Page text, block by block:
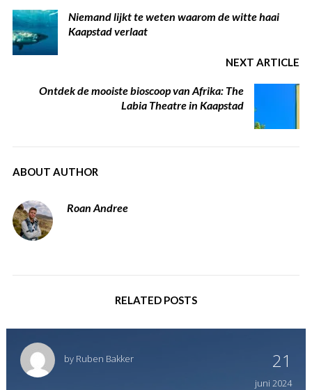
Niemand lijkt te weten waarom de witte haai
Kaapstad verlaat
NEXT ARTICLE
Ontdek de mooiste bioscoop van Afrika: The
Labia Theatre in Kaapstad
ABOUT AUTHOR
Roan Andree
RELATED POSTS
by Ruben Bakker 21
juni 2024